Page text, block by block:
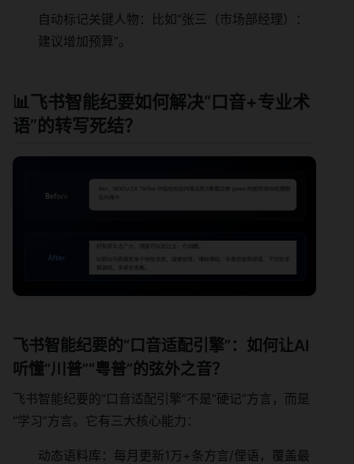
自动标记关键人物：比如“张三（市场部经理）：
建议增加预算”。
📊飞书智能纪要如何解决“口音+专业术
语”的转写死结？
飞书智能纪要的“口音适配引擎”：如何让AI
听懂“川普”“粤普”的弦外之音？
飞书智能纪要的“口音适配引擎”不是“硬记”方言，而是
“学习”方言。它有三大核心能力：
动态语料库：每月更新1万+条方言/俚语，覆盖最